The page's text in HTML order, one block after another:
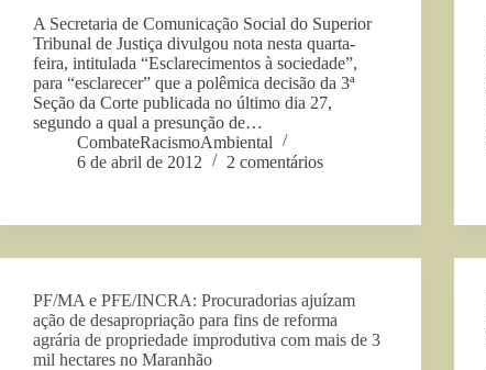
A Secretaria de Comunicação Social do Superior
Tribunal de Justiça divulgou nota nesta quarta-
feira, intitulada “Esclarecimentos à sociedade”,
para “esclarecer” que a polêmica decisão da 3ª
Seção da Corte publicada no último dia 27,
segundo a qual a presunção de…
CombateRacismoAmbiental
6 de abril de 2012
2 comentários
PF/MA e PFE/INCRA: Procuradorias ajuízam
ação de desapropriação para fins de reforma
agrária de propriedade improdutiva com mais de 3
mil hectares no Maranhão